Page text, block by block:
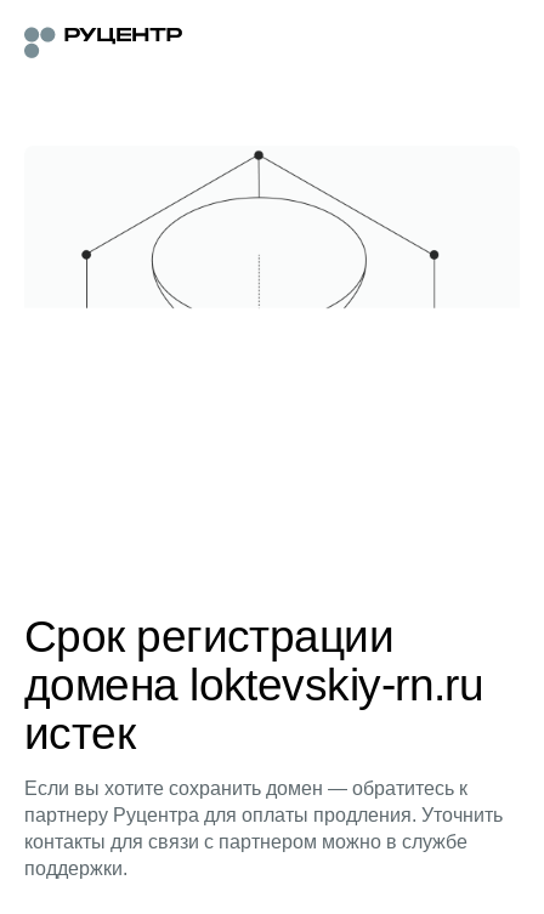
Срок регистрации
домена loktevskiy-rn.ru
истек
Если вы хотите сохранить домен — обратитесь к
партнеру Руцентра для оплаты продления. Уточнить
контакты для связи с партнером можно в службе
поддержки.